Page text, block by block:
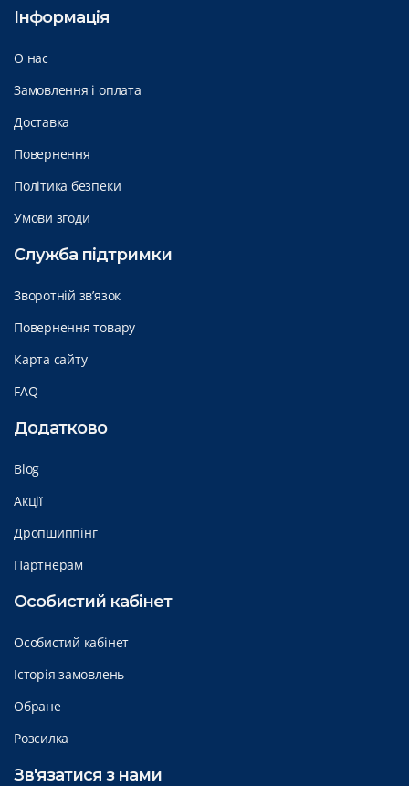
Інформація
О нас
Замовлення і оплата
Доставка
Повернення
Політика безпеки
Умови згоди
Служба підтримки
Зворотній зв’язок
Повернення товару
Карта сайту
FAQ
Додатково
Blog
Акції
Дропшиппінг
Партнерам
Особистий кабінет
Особистий кабінет
Історія замовлень
Обране
Розсилка
Зв'язатися з нами